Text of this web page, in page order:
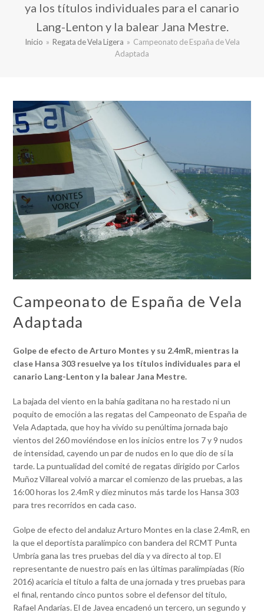
ya los títulos individuales para el canario
Lang-Lenton y la balear Jana Mestre.
Inicio » Regata de Vela Ligera » Campeonato de España de Vela
Adaptada
Campeonato de España de Vela
Adaptada
Golpe de efecto de Arturo Montes y su 2.4mR, mientras la
clase Hansa 303 resuelve ya los títulos individuales para el
canario Lang-Lenton y la balear Jana Mestre.
La bajada del viento en la bahía gaditana no ha restado ni un
poquito de emoción a las regatas del Campeonato de España de
Vela Adaptada, que hoy ha vivido su penúltima jornada bajo
vientos del 260 moviéndose en los inicios entre los 7 y 9 nudos
de intensidad, cayendo un par de nudos en lo que dio de sí la
tarde. La puntualidad del comité de regatas dirigido por Carlos
Muñoz Villareal volvió a marcar el comienzo de las pruebas, a las
16:00 horas los 2.4mR y diez minutos más tarde los Hansa 303
para tres recorridos en cada caso.
Golpe de efecto del andaluz Arturo Montes en la clase 2.4mR, en
la que el deportista paralímpico con bandera del RCMT Punta
Umbría gana las tres pruebas del día y va directo al top. El
representante de nuestro país en las últimas paralimpíadas (Río
2016) acaricia el título a falta de una jornada y tres pruebas para
el final, rentando cinco puntos sobre el defensor del título,
Rafael Andarias. El de Javea encadenó un tercero, un segundo y